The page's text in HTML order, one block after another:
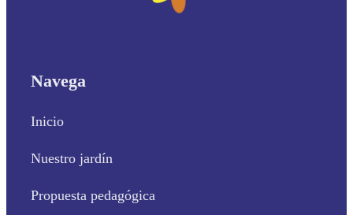
Navega
Inicio
Nuestro jardín
Propuesta pedagógica